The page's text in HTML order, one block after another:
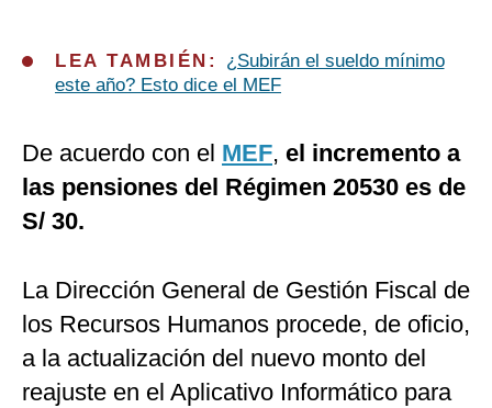
LEA TAMBIÉN: ¿Subirán el sueldo mínimo
este año? Esto dice el MEF
De acuerdo con el MEF, el incremento a
las pensiones del Régimen 20530 es de
S/ 30.
La Dirección General de Gestión Fiscal de
los Recursos Humanos procede, de oficio,
a la actualización del nuevo monto del
reajuste en el Aplicativo Informático para